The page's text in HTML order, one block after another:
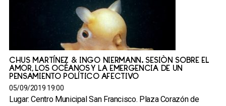
CHUS MARTÍNEZ & INGO NIERMANN. SESIÓN SOBRE EL
AMOR, LOS OCÉANOS Y LA EMERGENCIA DE UN
PENSAMIENTO POLÍTICO AFECTIVO
05/09/2019 19:00
Lugar: Centro Municipal San Francisco. Plaza Corazón de